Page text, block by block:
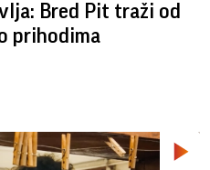
Bred ​​Pit traži od
prihodima